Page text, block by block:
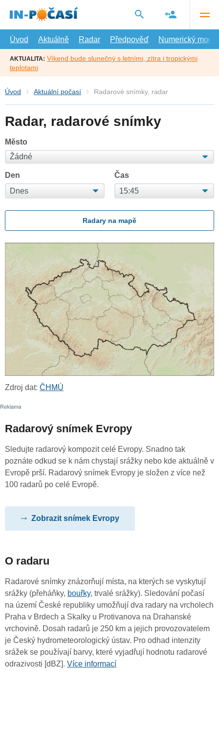
hlavní
Úvod
Aktuálně Radar Předpověď Numerický model
AKTUALITA: Víkend bude slunečný s letními, zítra i tropickými
teplotami
Úvod Aktuální počasí Radarové snímky, radar
Radar, radarové snímky
Město
Den Čas
Radary na mapě
Zdroj dat: ČHMÚ
Radarový snímek Evropy
Sledujte radarový kompozit celé Evropy. Snadno tak
poznáte odkud se k nám chystají srážky nebo kde aktuálně v
Evropě prší. Radarový snímek Evropy je složen z více než
100 radarů po celé Evropě.
Zobrazit snímek Evropy
O radaru
Radarové snímky znázorňují místa, na kterých se vyskytují
srážky (přeháňky, bouřky, trvalé srážky). Sledování počasí
na území České republiky umožňují dva radary na vrcholech
Praha v Brdech a Skalky u Protivanova na Drahanské
vrchovině. Dosah radarů je 250 km a jejich provozovatelem
je Český hydrometeorologický ústav. Pro odhad intenzity
srážek se používají barvy, které vyjadřují hodnotu radarové
odrazivosti [dBZ]. Více informací